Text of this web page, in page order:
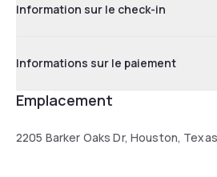
Information sur le check-in
Informations sur le paiement
Emplacement
2205 Barker Oaks Dr, Houston,